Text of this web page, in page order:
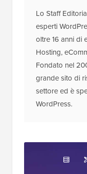
Lo Staff
esperti
oltre 16 anni di
Hosting,
Fondato nel
grande sito di
settore ed è
WordPress.